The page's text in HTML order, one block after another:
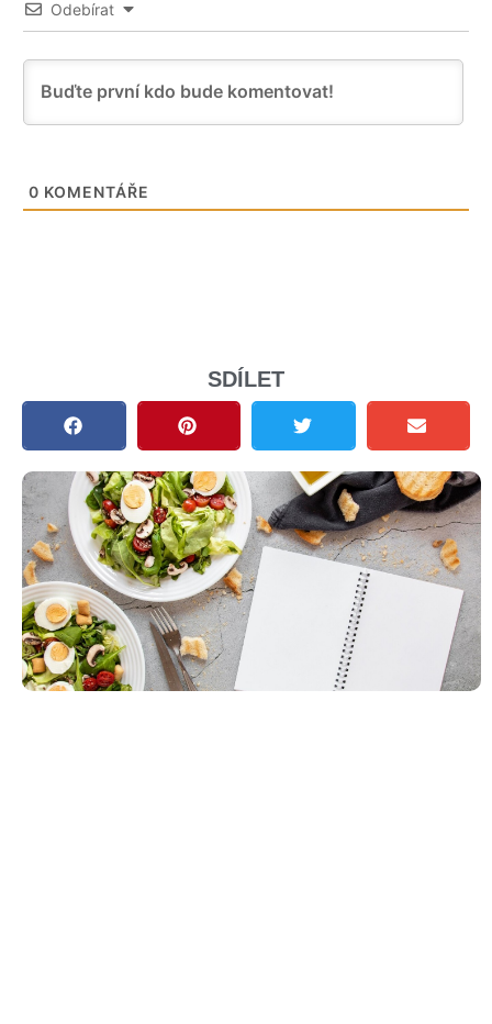
Odebírat
0 KOMENTÁŘE
SDÍLET